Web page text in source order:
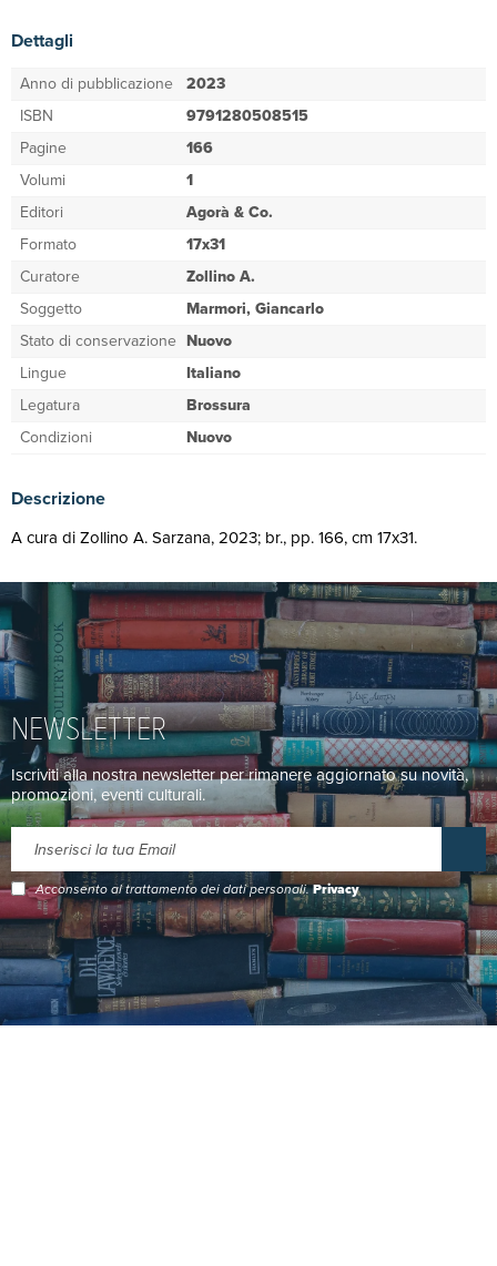
Dettagli
Anno di pubblicazione 2023
ISBN
9791280508515
Pagine
166
Volumi
1
Editori
Agorà & Co.
Formato
17x31
Curatore
Zollino A.
Soggetto
Marmori, Giancarlo
Stato di conservazione Nuovo
Lingue
Italiano
Legatura
Brossura
Condizioni
Nuovo
Descrizione
A cura di Zollino A. Sarzana, 2023; br., pp. 166, cm 17x31.
NEWSLETTER
Iscriviti alla nostra newsletter per rimanere aggiornato su novità,
promozioni, eventi culturali.
Acconsento al trattamento dei dati personali.Privacy